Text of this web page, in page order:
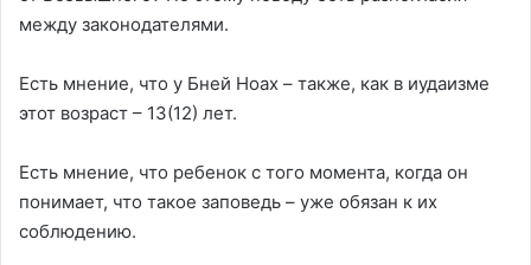
между законодателями.
Есть мнение, что у Бней Ноах – также, как в иудаизме
этот возраст – 13(12) лет.
Есть мнение, что ребенок с того момента, когда он
понимает, что такое заповедь – уже обязан к их
соблюдению.